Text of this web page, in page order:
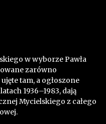
w wyborze Pawła
zarówno
tam, a ogłoszone
1936–1983, dają
Mycielskiego z całego